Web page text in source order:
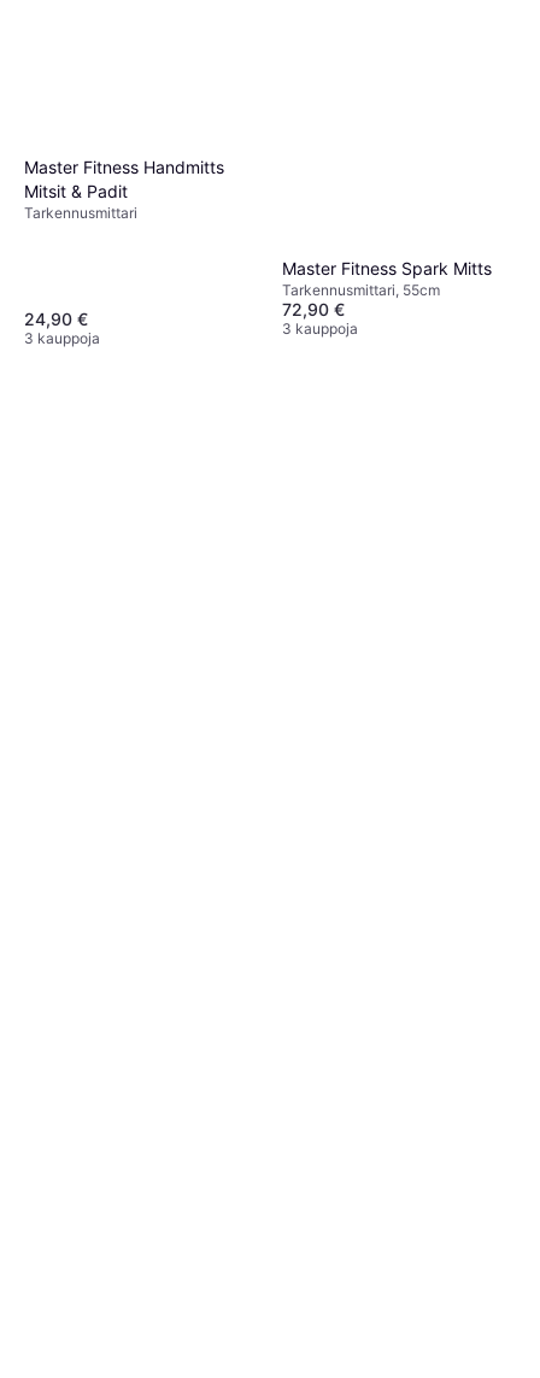
Master Fitness Handmitts
Mitsit & Padit
Tarkennusmittari
24,90 €
3 kauppoja
Master Fitness Spark Mitts
Tarkennusmittari, 55cm
72,90 €
3 kauppoja